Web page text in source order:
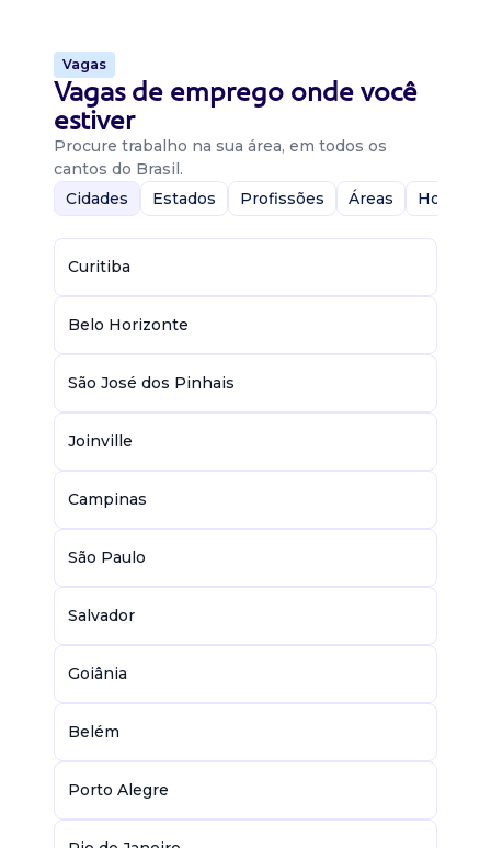
Vagas
Vagas de emprego onde você
estiver
Procure trabalho na sua área, em todos os
cantos do Brasil.
Cidades
Estados Profissões Áreas Home-
Curitiba
Belo Horizonte
São José dos Pinhais
Joinville
Campinas
São Paulo
Salvador
Goiânia
Belém
Porto Alegre